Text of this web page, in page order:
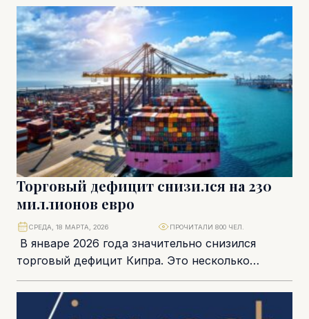
установок в зданиях с целью...
Торговый дефицит снизился на 230
миллионов евро
В январе 2026 года значительно снизился
торговый дефицит Кипра. Это несколько
необычно, учитывая, что в течение прошлого
года этот показатель...
СРЕДА, 18 МАРТА, 2026 ПРОЧИТАЛИ 800 ЧЕЛ.